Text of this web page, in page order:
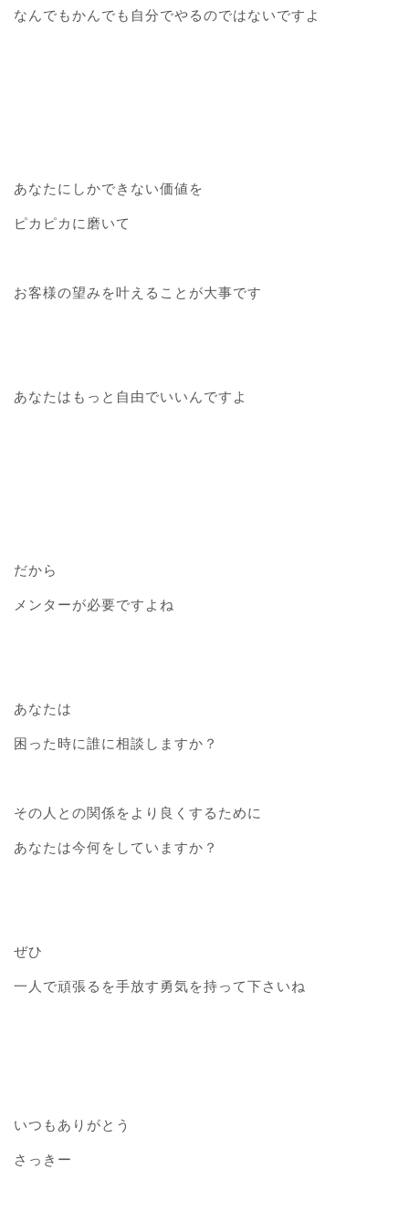
なんでもかんでも自分でやるのではないですよ
あなたにしかできない価値を
ピカピカに磨いて
お客様の望みを叶えることが大事です
あなたはもっと自由でいいんですよ
だから
メンターが必要ですよね
あなたは
困った時に誰に相談しますか？
その人との関係をより良くするために
あなたは今何をしていますか？
ぜひ
一人で頑張るを手放す勇気を持って下さいね
いつもありがとう
さっきー